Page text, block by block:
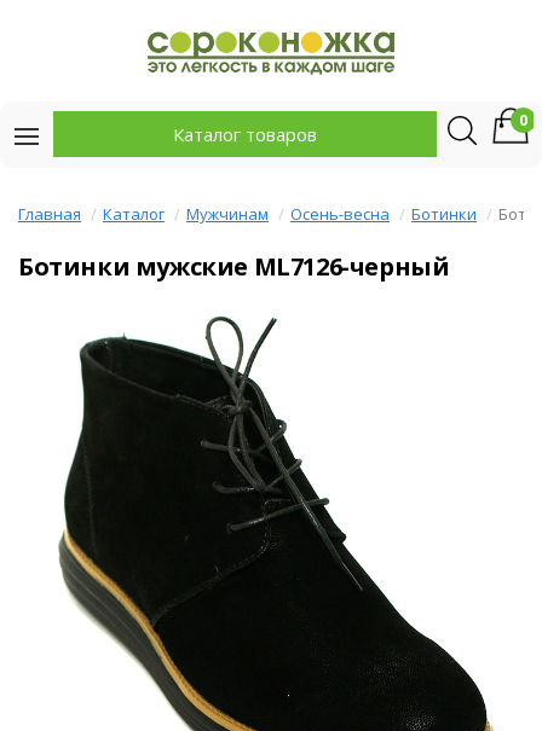
Каталог товаров
0
Главная Каталог Мужчинам Осень-весна Ботинки
Ботинки мужские ML7126-черный